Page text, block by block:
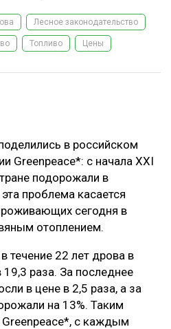
ПЛИТ
Лесное законодательство
Топливо Цены
в российском
Greenpeace*: с начала XXI
подорожали в
проблема касается
сегодня в
отоплением.
течение 22 лет дрова в
раза. За последнее
в цене в 2,5 раза, а за
на 13%. Таким
с каждым